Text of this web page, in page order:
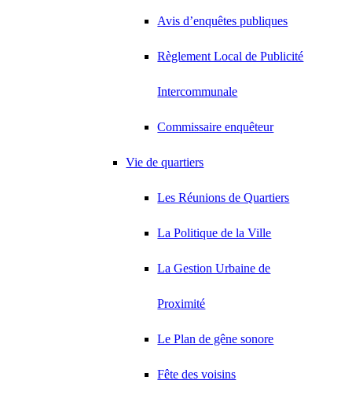
Avis d’enquêtes publiques
Règlement Local de Publicité
Intercommunale
Commissaire enquêteur
Vie de quartiers
Les Réunions de Quartiers
La Politique de la Ville
La Gestion Urbaine de
Proximité
Le Plan de gêne sonore
Fête des voisins